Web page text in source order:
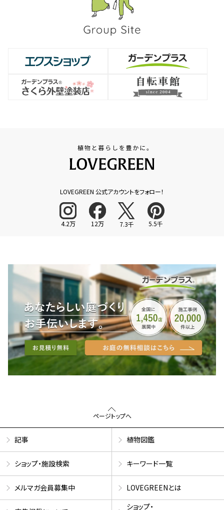
LOVEGREEN 公式アカウントをフォロー！
4.2万 12万 7.3千 5.5千
ページトップへ
記事 植物図鑑
ショップ・施設検索 キーワード一覧
メルマガ会員募集中 LOVEGREENとは
ショップ・